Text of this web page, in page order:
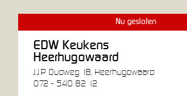
Nu gesloten
EDW Keukens
Heerhugowaard
J.J.P Oudweg 18, Heerhugowaard
072 - 540 82 12